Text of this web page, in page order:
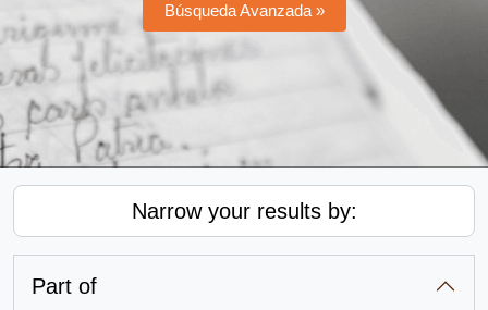
Búsqueda Avanzada »
Narrow your results by:
Part of